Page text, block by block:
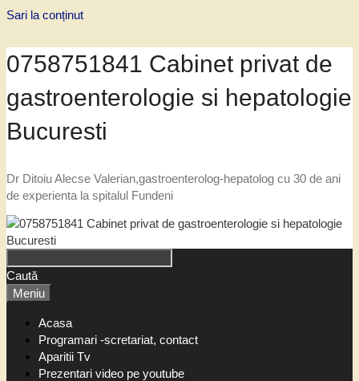
Sari la conținut
0758751841 Cabinet privat de
gastroenterologie si hepatologie
Bucuresti
Dr Ditoiu Alecse Valerian,gastroenterolog-hepatolog cu 30 de ani
de experienta la spitalul Fundeni
Caută
Meniu
Acasa
Programari -scretariat, contact
Aparitii Tv
Prezentari video pe youtube